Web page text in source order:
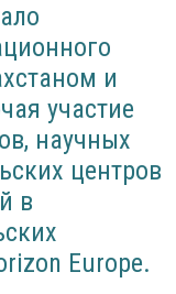
и
участие
научных
центров
в
Europe.